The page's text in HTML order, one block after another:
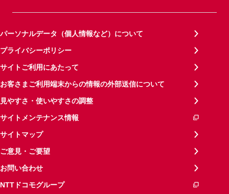
パーソナルデータ（個人情報など）について
プライバシーポリシー
サイトご利用にあたって
お客さまご利用端末からの情報の外部送信について
見やすさ・使いやすさの調整
サイトメンテナンス情報
サイトマップ
ご意見・ご要望
お問い合わせ
NTTドコモグループ